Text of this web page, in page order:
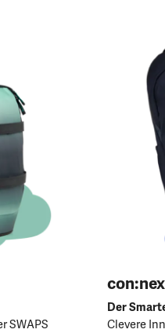
SWAPS
Der
Clevere